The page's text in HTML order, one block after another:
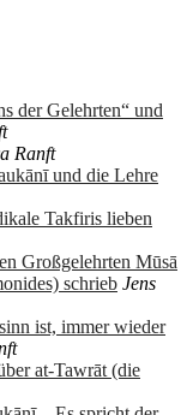
der Gelehrten“ und
Ranft
und die Lehre
Takfiris lieben
Großgelehrten Mūsā
schrieb Jens
ist, immer wieder
at-Tawrāt (die